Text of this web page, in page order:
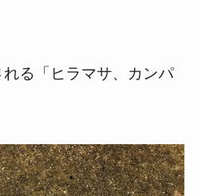
れる「ヒラマサ、カンパ